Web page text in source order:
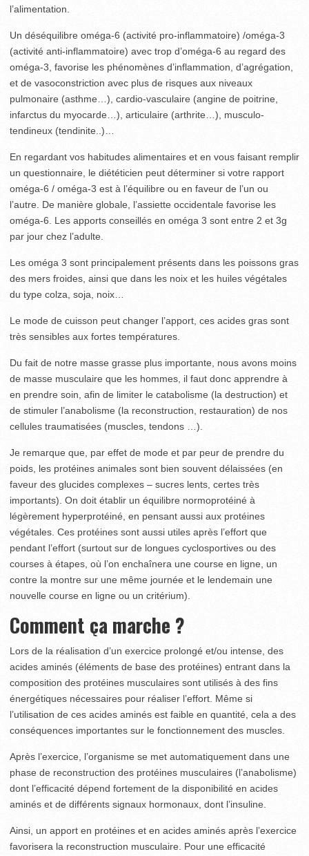
l’alimentation.
Un déséquilibre oméga-6 (activité pro-inflammatoire) /oméga-3
(activité anti-inflammatoire) avec trop d’oméga-6 au regard des
oméga-3, favorise les phénomènes d’inflammation, d’agrégation,
et de vasoconstriction avec plus de risques aux niveaux
pulmonaire (asthme…), cardio-vasculaire (angine de poitrine,
infarctus du myocarde…), articulaire (arthrite…), musculo-
tendineux (tendinite..)…
En regardant vos habitudes alimentaires et en vous faisant remplir
un questionnaire, le diététicien peut déterminer si votre rapport
oméga-6 / oméga-3 est à l’équilibre ou en faveur de l’un ou
l’autre. De manière globale, l’assiette occidentale favorise les
oméga-6. Les apports conseillés en oméga 3 sont entre 2 et 3g
par jour chez l’adulte.
Les oméga 3 sont principalement présents dans les poissons gras
des mers froides, ainsi que dans les noix et les huiles végétales
du type colza, soja, noix…
Le mode de cuisson peut changer l’apport, ces acides gras sont
très sensibles aux fortes températures.
Du fait de notre masse grasse plus importante, nous avons moins
de masse musculaire que les hommes, il faut donc apprendre à
en prendre soin, afin de limiter le catabolisme (la destruction) et
de stimuler l’anabolisme (la reconstruction, restauration) de nos
cellules traumatisées (muscles, tendons …).
Je remarque que, par effet de mode et par peur de prendre du
poids, les protéines animales sont bien souvent délaissées (en
faveur des glucides complexes – sucres lents, certes très
importants). On doit établir un équilibre normoprotéiné à
légèrement hyperprotéiné, en pensant aussi aux protéines
végétales. Ces protéines sont aussi utiles après l’effort que
pendant l’effort (surtout sur de longues cyclosportives ou des
courses à étapes, où l’on enchaînera une course en ligne, un
contre la montre sur une même journée et le lendemain une
nouvelle course en ligne ou un critérium).
Comment ça marche ?
Lors de la réalisation d’un exercice prolongé et/ou intense, des
acides aminés (éléments de base des protéines) entrant dans la
composition des protéines musculaires sont utilisés à des fins
énergétiques nécessaires pour réaliser l’effort. Même si
l’utilisation de ces acides aminés est faible en quantité, cela a des
conséquences importantes sur le fonctionnement des muscles.
Après l’exercice, l’organisme se met automatiquement dans une
phase de reconstruction des protéines musculaires (l’anabolisme)
dont l’efficacité dépend fortement de la disponibilité en acides
aminés et de différents signaux hormonaux, dont l’insuline.
Ainsi, un apport en protéines et en acides aminés après l’exercice
favorisera la reconstruction musculaire. Pour une efficacité